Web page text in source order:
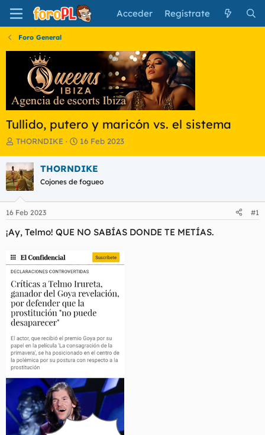
Acceder Regístrate
Foro General
Tullido, putero y maricón vs. el sistema
I
i
c
i
a
d
o
d
l
t
e
m
a
THORNDIKE
F
h
a
e
i
o
16 Feb 2023
THORNDIKE
Cojones de fogueo
16 Feb 2023 #1
¡Ay, Telmo! QUE NO SABÍAS DONDE TE METÍAS.